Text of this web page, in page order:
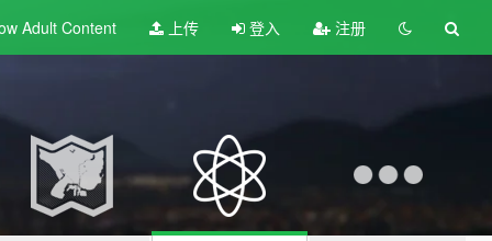
Adult Content 上传 登入 注册